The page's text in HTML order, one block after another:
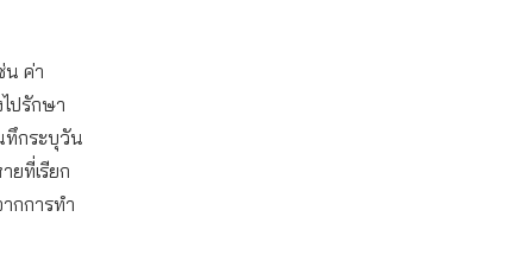
น ค่า
ปรักษา
ทึกระบุวัน
ยที่เรียก
ากการทำ